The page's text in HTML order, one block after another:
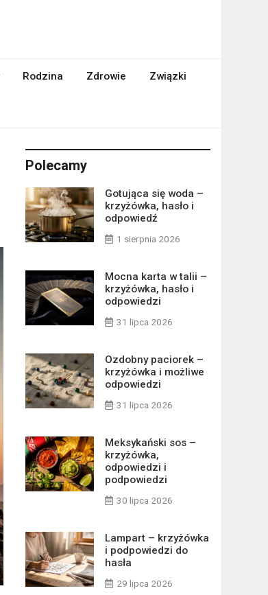
Rodzina Zdrowie Związki
Polecamy
Gotująca się woda –
krzyżówka, hasło i
odpowiedź
1 sierpnia 2026
Mocna karta w talii –
krzyżówka, hasło i
odpowiedzi
31 lipca 2026
Ozdobny paciorek –
krzyżówka i możliwe
odpowiedzi
31 lipca 2026
Meksykański sos –
krzyżówka,
odpowiedzi i
podpowiedzi
30 lipca 2026
Lampart – krzyżówka
i podpowiedzi do
hasła
29 lipca 2026